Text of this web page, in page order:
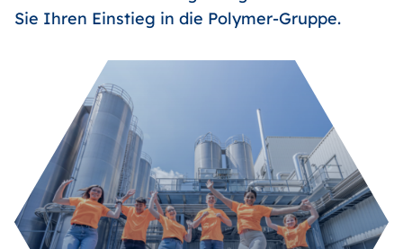
Sie Ihren Einstieg in die Polymer-Gruppe.